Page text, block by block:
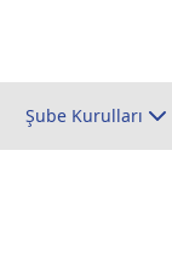
Şube Kurulları